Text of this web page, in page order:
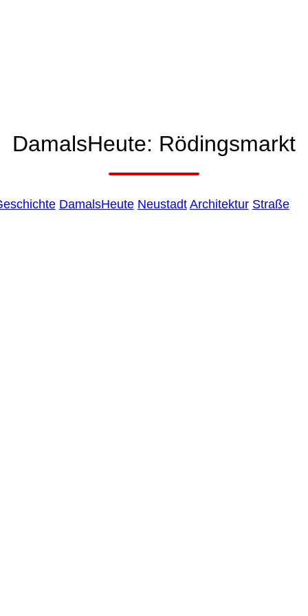
DamalsHeute: Rödingsmarkt
DamalsHeute Neustadt Architektur Straße